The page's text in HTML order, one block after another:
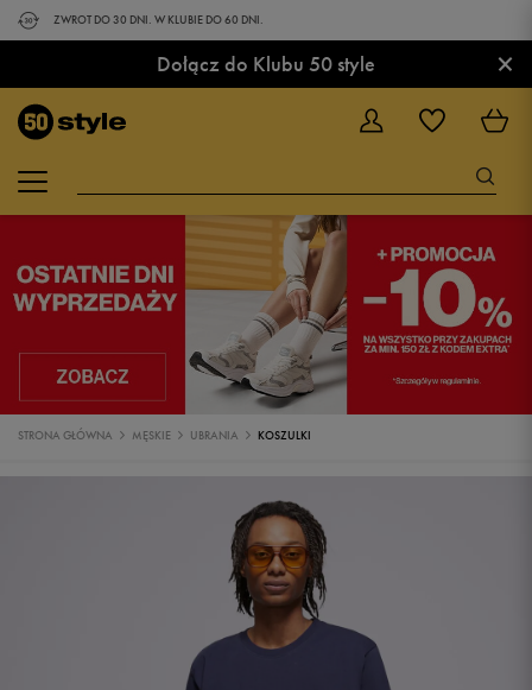
ZWROT DO 30 DNI. W KLUBIE DO 60 DNI.
Dołącz do Klubu 50 style ×
STRONA GŁÓWNA MĘSKIE UBRANIA KOSZULKI